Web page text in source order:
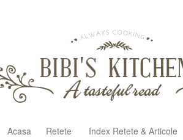
Acasa Retete Index Retete & Articole